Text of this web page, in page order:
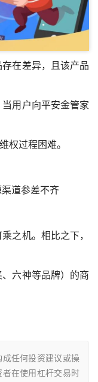
在差异，且该产品
用户向平安金管家
权过程困难。
道参差不齐
之机。相比之下，
六神等品牌）的商
任何投资建议或操
在使用杠杆交易时